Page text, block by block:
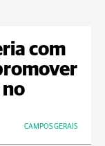
com
no
CAMPOS GERAIS